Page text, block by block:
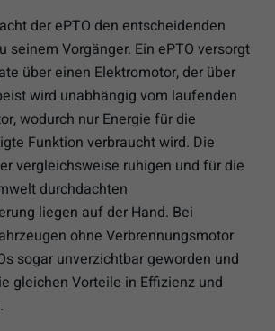
der ePTO den entscheidenden
seinem Vorgänger. Ein ePTO versorgt
über einen Elektromotor, der über
wird unabhängig vom laufenden
wodurch nur Energie für die
Funktion verbraucht wird. Die
vergleichsweise ruhigen und für die
durchdachten
liegen auf der Hand. Bei
ohne Verbrennungsmotor
sogar unverzichtbar geworden und
gleichen Vorteile in Effizienz und